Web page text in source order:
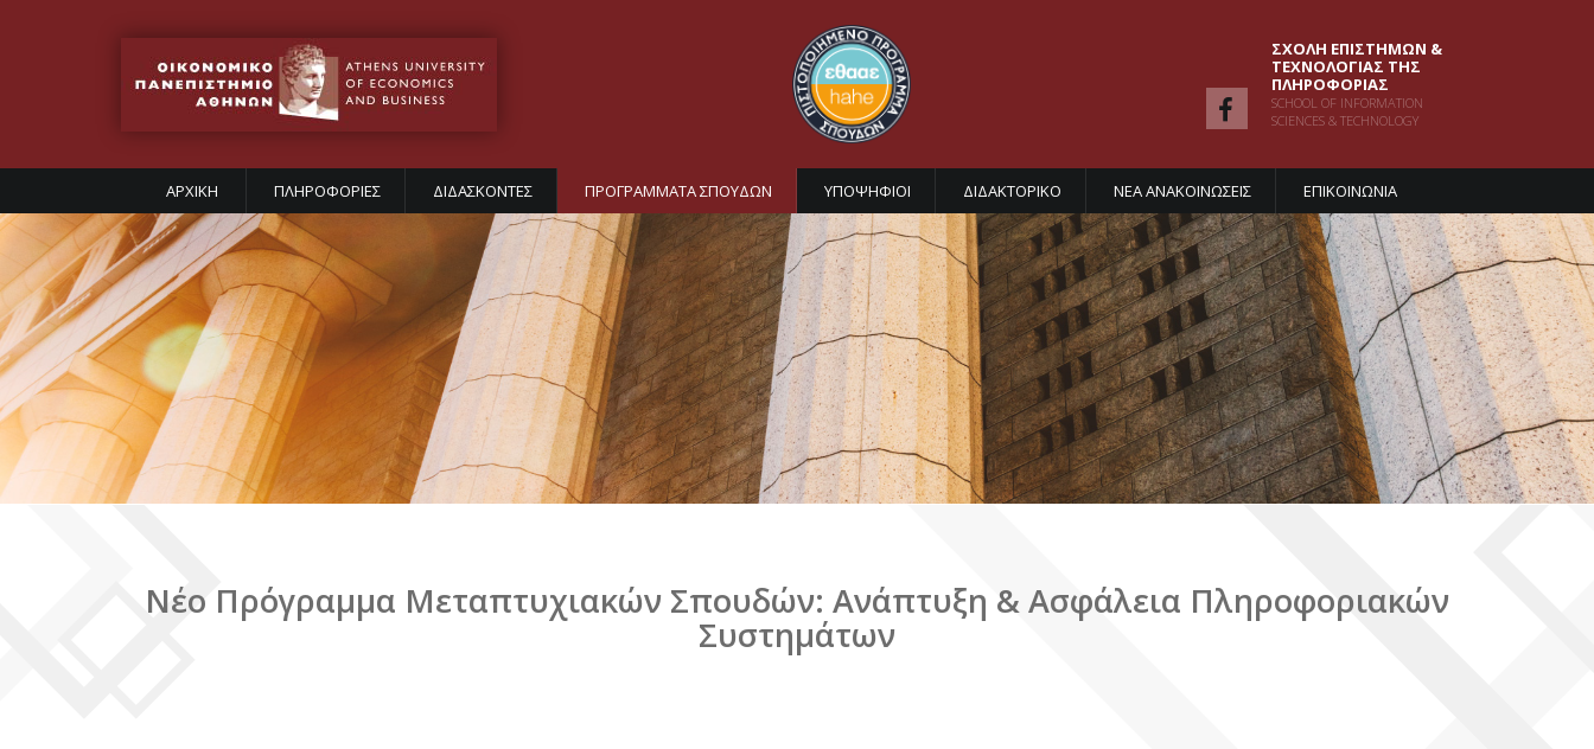
ΣΧΟΛΗ ΕΠΙΣΤΗΜΩΝ &
ΤΕΧΝΟΛΟΓΙΑΣ ΤΗΣ
ΠΛΗΡΟΦΟΡΙΑΣ
SCHOOL OF INFORMATION
SCIENCES & TECHNOLOGY
ΑΡΧΙΚΗ ΠΛΗΡΟΦΟΡΙΕΣ ΔΙΔΑΣΚΟΝΤΕΣ ΠΡΟΓΡΑΜΜΑΤΑ ΣΠΟΥΔΩΝ ΥΠΟΨΗΦΙΟΙ ΔΙΔΑΚΤΟΡΙΚΟ ΝΕΑ ΑΝΑΚΟΙΝΩΣΕΙΣ ΕΠΙΚΟΙΝΩΝΙΑ
Νέο Πρόγραμμα Μεταπτυχιακών Σπουδών: Ανάπτυξη & Ασφάλεια Πληροφοριακών
Συστημάτων